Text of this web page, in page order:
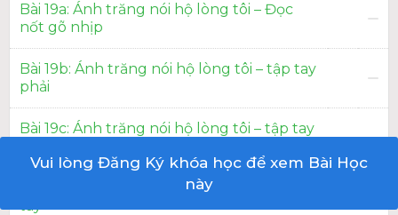
Bài 19a: Ánh trăng nói hộ lòng tôi – Đọc
nốt gõ nhịp
Bài 19b: Ánh trăng nói hộ lòng tôi – tập tay
phải
Bài 19c: Ánh trăng nói hộ lòng tôi – tập tay
Bài 19d: Ánh trăng nói hộ lòng tôi – ghép 2
tay
Vui lòng Đăng Ký khóa học để xem Bài Học
này